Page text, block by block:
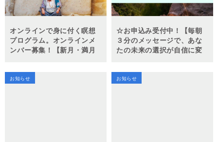
オンラインで身に付く瞑想
プログラム。オンラインメ
ンバー募集！【新月・満月
☆お申込み受付中！【毎朝
３分のメッセージで、あな
たの未来の選択が自信に変
the Heart】
お知らせ お知らせ